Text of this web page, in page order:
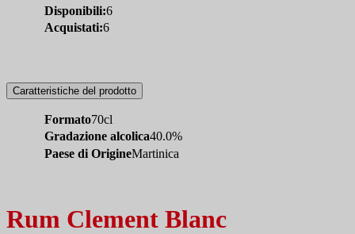
Disponibili:6
Acquistati:6
Caratteristiche del prodotto
Formato70cl
Gradazione alcolica40.0%
Paese di OrigineMartinica
Rum Clement Blanc